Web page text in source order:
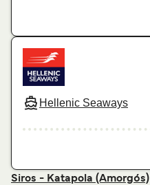
Hellenic Seaways
Siros - Katapola (Amorgós)